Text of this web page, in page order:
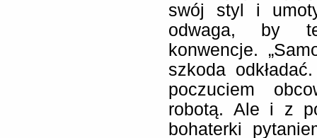
swój styl i
odwaga, by
konwencje.
szkoda
poczuciem
robotą. Ale i z
bohaterki